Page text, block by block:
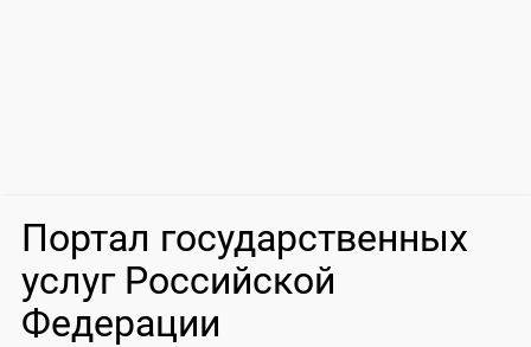
Портал государственных
услуг Российской
Федерации